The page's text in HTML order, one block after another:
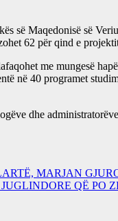
së Maqedonisë së
62 për qind e
me mungesë
në 40 programet
dhe
MARJAN
QË